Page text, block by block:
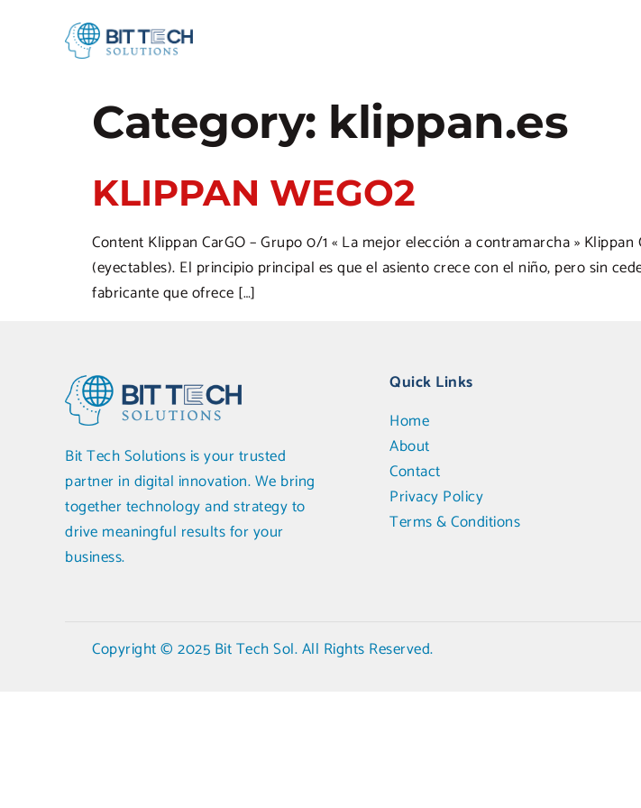
Category: klippan.es
KLIPPAN WEGO2
Content Klippan CarGO – Grupo 0/1 « La mejor elección a contramarcha »
(eyectables). El principio principal es que el asiento crece con el niño, pero sin
fabricante que ofrece […]
Bit Tech Solutions is your trusted
partner in digital innovation. We bring
together technology and strategy to
drive meaningful results for your
business.
Quick Links
Home
About
Contact
Privacy Policy
Terms & Conditions
Copyright © 2025 Bit Tech Sol. All Rights Reserved.